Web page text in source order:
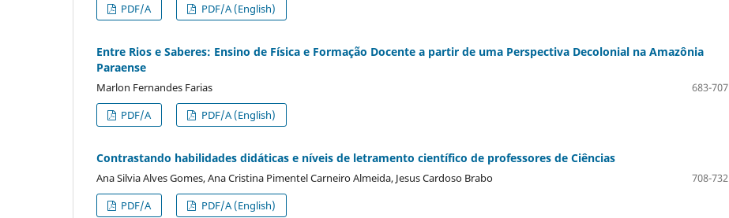
PDF/A
PDF/A (English)
Entre Rios e Saberes: Ensino de Física e Formação Docente a partir de uma Perspectiva Decolonial na Amazônia
Paraense
Marlon Fernandes Farias
683-707
PDF/A
PDF/A (English)
Contrastando habilidades didáticas e níveis de letramento científico de professores de Ciências
Ana Silvia Alves Gomes, Ana Cristina Pimentel Carneiro Almeida, Jesus Cardoso Brabo
708-732
PDF/A
PDF/A (English)